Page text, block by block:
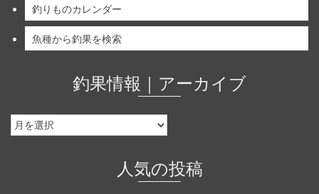
釣りものカレンダー
魚種から釣果を検索
釣果情報｜アーカイブ
釣
果
人気の投稿